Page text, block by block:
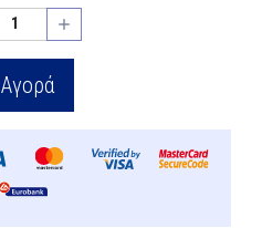
Αγορά